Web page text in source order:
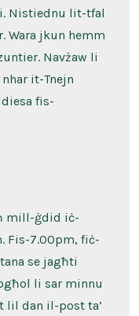
Nistiednu lit-tfal
Wara jkun hemm
Navżaw li
it-Tnejn
fis-
mill-ġdid iċ-
Fis-7.00pm, fiċ-
se jagħti
li sar minnu
lil dan il-post ta’